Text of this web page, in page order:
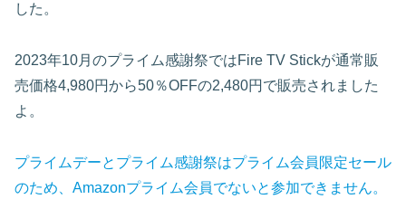
した。
2023年10月のプライム感謝祭ではFire TV Stickが通常販
売価格4,980円から50％OFFの2,480円で販売されました
よ。
プライムデーとプライム感謝祭はプライム会員限定セール
のため、Amazonプライム会員でないと参加できません。